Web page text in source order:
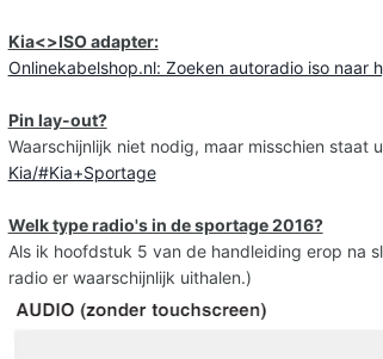
Kia<>ISO adapter:
Onlinekabelshop.nl: Zoeken autoradio iso naar
Pin lay-out?
Waarschijnlijk niet nodig, maar misschien staat
Kia/#Kia+Sportage
Welk type radio's in de sportage 2016?
Als ik hoofdstuk 5 van de handleiding erop na
radio er waarschijnlijk uithalen.)